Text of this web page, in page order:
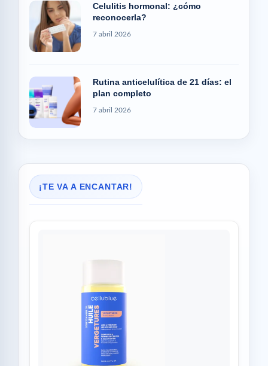
Celulitis hormonal: ¿cómo
reconocerla?
7 abril 2026
Rutina anticelulítica de 21 días: el
plan completo
7 abril 2026
¡TE VA A ENCANTAR!